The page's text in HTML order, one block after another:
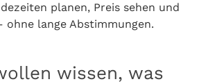
planen, Preis sehen und
ohne lange Abstimmungen.
wissen, was